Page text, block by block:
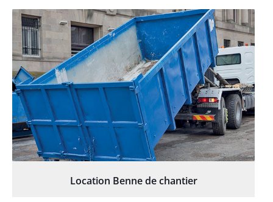
Location Benne de chantier